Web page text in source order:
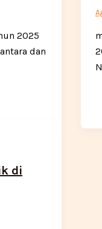
2025
dan
di